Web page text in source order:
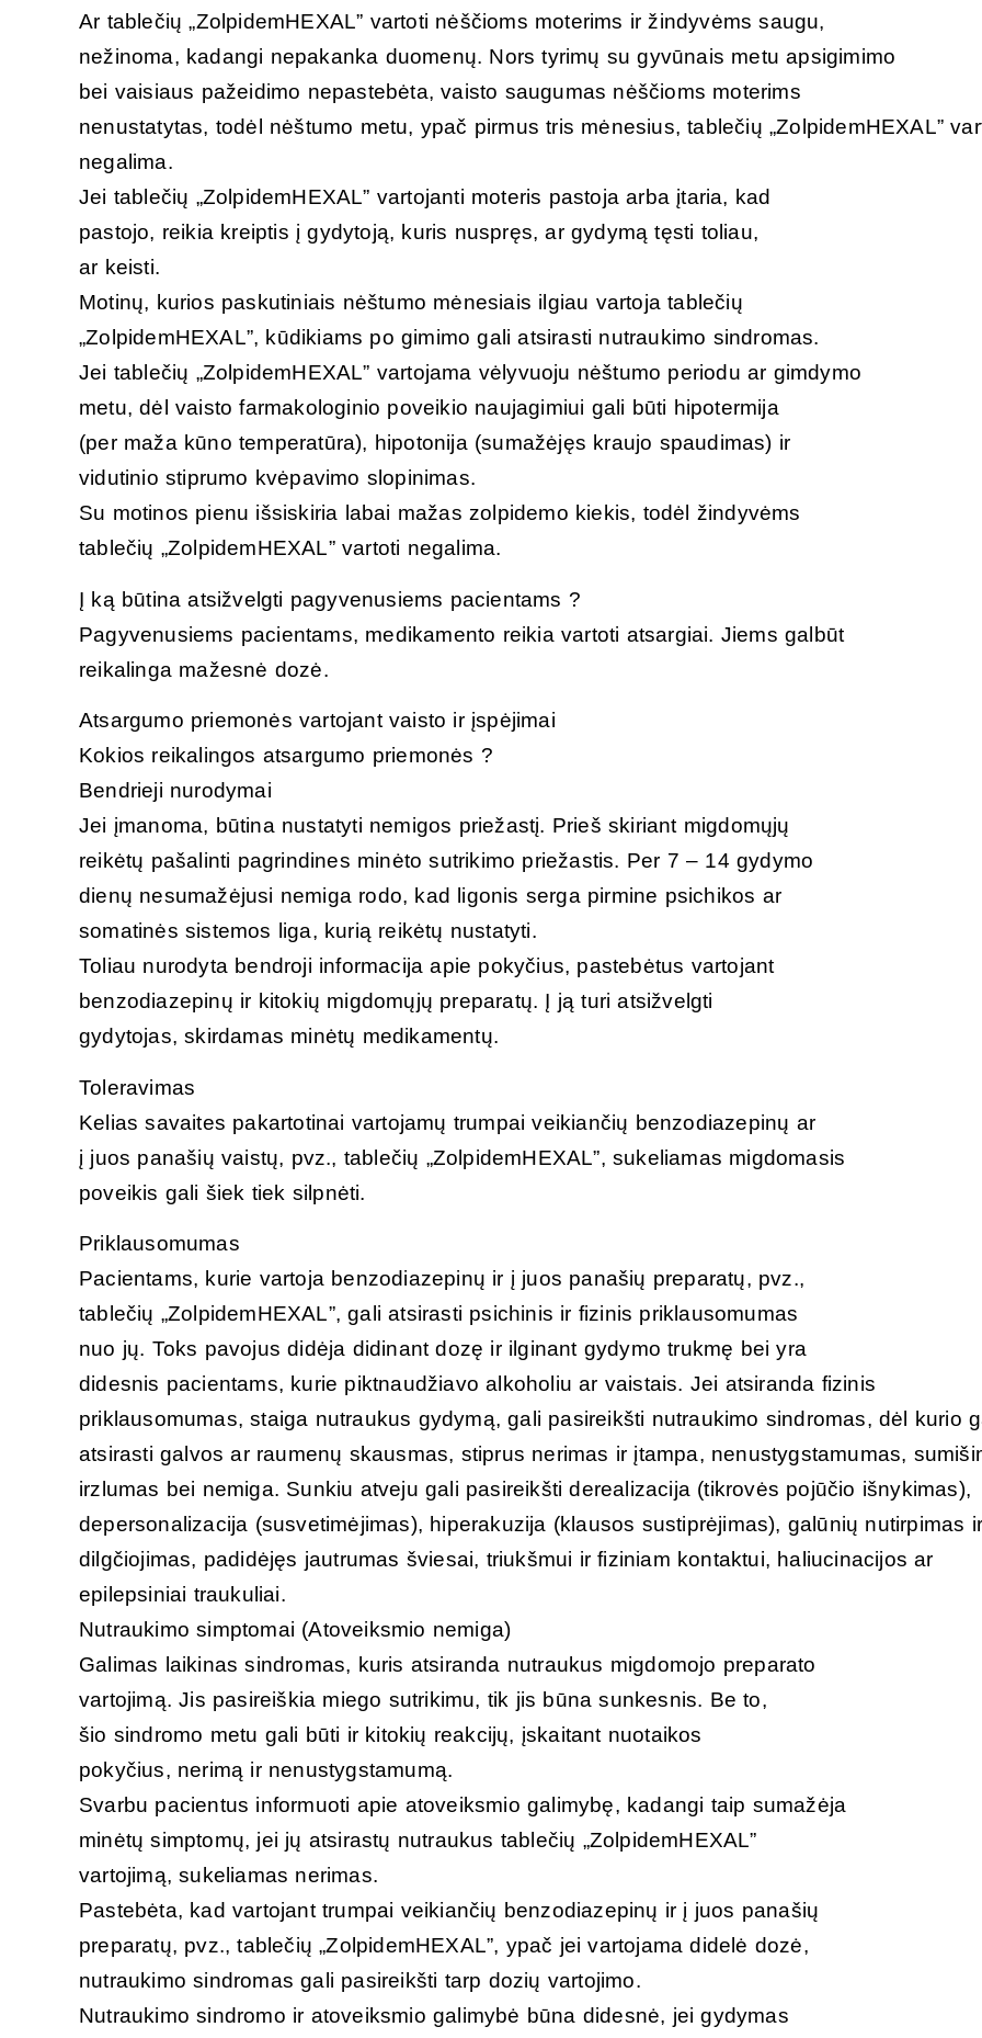
Ar tablečių „ZolpidemHEXAL” vartoti nėščioms moterims ir žindyvėms saugu,
nežinoma, kadangi nepakanka duomenų. Nors tyrimų su gyvūnais metu apsigimimo
bei vaisiaus pažeidimo nepastebėta, vaisto saugumas nėščioms moterims
nenustatytas, todėl nėštumo metu, ypač pirmus tris mėnesius, tablečių „ZolpidemHEXAL”
negalima.
Jei tablečių „ZolpidemHEXAL” vartojanti moteris pastoja arba įtaria, kad
pastojo, reikia kreiptis į gydytoją, kuris nuspręs, ar gydymą tęsti toliau,
ar keisti.
Motinų, kurios paskutiniais nėštumo mėnesiais ilgiau vartoja tablečių
„ZolpidemHEXAL”, kūdikiams po gimimo gali atsirasti nutraukimo sindromas.
Jei tablečių „ZolpidemHEXAL” vartojama vėlyvuoju nėštumo periodu ar gimdymo
metu, dėl vaisto farmakologinio poveikio naujagimiui gali būti hipotermija
(per maža kūno temperatūra), hipotonija (sumažėjęs kraujo spaudimas) ir
vidutinio stiprumo kvėpavimo slopinimas.
Su motinos pienu išsiskiria labai mažas zolpidemo kiekis, todėl žindyvėms
tablečių „ZolpidemHEXAL” vartoti negalima.
Į ką būtina atsižvelgti pagyvenusiems pacientams ?
Pagyvenusiems pacientams, medikamento reikia vartoti atsargiai. Jiems galbūt
reikalinga mažesnė dozė.
Atsargumo priemonės vartojant vaisto ir įspėjimai
Kokios reikalingos atsargumo priemonės ?
Bendrieji nurodymai
Jei įmanoma, būtina nustatyti nemigos priežastį. Prieš skiriant migdomųjų
reikėtų pašalinti pagrindines minėto sutrikimo priežastis. Per 7 – 14 gydymo
dienų nesumažėjusi nemiga rodo, kad ligonis serga pirmine psichikos ar
somatinės sistemos liga, kurią reikėtų nustatyti.
Toliau nurodyta bendroji informacija apie pokyčius, pastebėtus vartojant
benzodiazepinų ir kitokių migdomųjų preparatų. Į ją turi atsižvelgti
gydytojas, skirdamas minėtų medikamentų.
Toleravimas
Kelias savaites pakartotinai vartojamų trumpai veikiančių benzodiazepinų ar
į juos panašių vaistų, pvz., tablečių „ZolpidemHEXAL”, sukeliamas migdomasis
poveikis gali šiek tiek silpnėti.
Priklausomumas
Pacientams, kurie vartoja benzodiazepinų ir į juos panašių preparatų, pvz.,
tablečių „ZolpidemHEXAL”, gali atsirasti psichinis ir fizinis priklausomumas
nuo jų. Toks pavojus didėja didinant dozę ir ilginant gydymo trukmę bei yra
didesnis pacientams, kurie piktnaudžiavo alkoholiu ar vaistais. Jei atsiranda fizinis
priklausomumas, staiga nutraukus gydymą, gali pasireikšti nutraukimo sindromas, dėl kurio
atsirasti galvos ar raumenų skausmas, stiprus nerimas ir įtampa, nenustygstamumas,
irzlumas bei nemiga. Sunkiu atveju gali pasireikšti derealizacija (tikrovės pojūčio išnykimas),
depersonalizacija (susvetimėjimas), hiperakuzija (klausos sustiprėjimas), galūnių nutirpimas
dilgčiojimas, padidėjęs jautrumas šviesai, triukšmui ir fiziniam kontaktui, haliucinacijos ar
epilepsiniai traukuliai.
Nutraukimo simptomai (Atoveiksmio nemiga)
Galimas laikinas sindromas, kuris atsiranda nutraukus migdomojo preparato
vartojimą. Jis pasireiškia miego sutrikimu, tik jis būna sunkesnis. Be to,
šio sindromo metu gali būti ir kitokių reakcijų, įskaitant nuotaikos
pokyčius, nerimą ir nenustygstamumą.
Svarbu pacientus informuoti apie atoveiksmio galimybę, kadangi taip sumažėja
minėtų simptomų, jei jų atsirastų nutraukus tablečių „ZolpidemHEXAL”
vartojimą, sukeliamas nerimas.
Pastebėta, kad vartojant trumpai veikiančių benzodiazepinų ir į juos panašių
preparatų, pvz., tablečių „ZolpidemHEXAL”, ypač jei vartojama didelė dozė,
nutraukimo sindromas gali pasireikšti tarp dozių vartojimo.
Nutraukimo sindromo ir atoveiksmio galimybė būna didesnė, jei gydymas